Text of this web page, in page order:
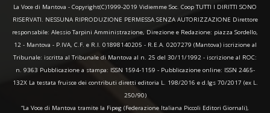
La Voce di Mantova - Copyright(C)1999-2019 Vidiemme Soc. Coop TUTTI I DIRITTI SONO
RISERVATI. NESSUNA RIPRODUZIONE PERMESSA SENZA AUTORIZZAZIONE Direttore
responsabile: Alessio Tarpini Amministrazione, Direzione e Redazione: piazza Sordello,
12 - Mantova - P.IVA, C.F. e R.I. 01898140205 - R.E.A. 0207279 (Mantova) iscrizione al
Tribunale: iscritta al Tribunale di Mantova al n. 25 del 30/11/1992 - iscrizione al ROC:
n. 9363 Pubblicazione a stampa: ISSN 1594-1159 - Pubblicazione online: ISSN 2465-
132X La testata fruisce dei contributi diretti editoria L. 198/2016 e d.lgs 70/2017 (ex L.
250/90)
“La Voce di Mantova tramite la Fipeg (Federazione Italiana Piccoli Editori Giornali),